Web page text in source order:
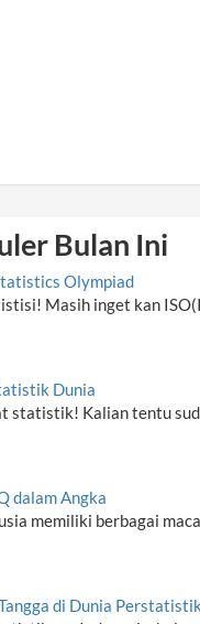
Bulan Ini
Olympiad
Masih inget kan
Dunia
statistik! Kalian tentu
dalam Angka
memiliki berbagai
di Dunia